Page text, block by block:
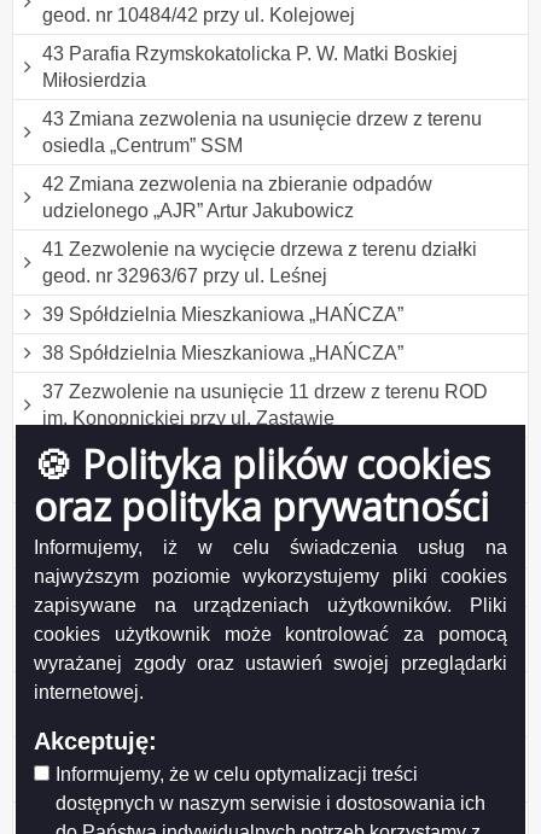
🍪 Polityka plików cookies
oraz polityka prywatności
Informujemy, iż w celu świadczenia usług na
najwyższym poziomie wykorzystujemy pliki cookies
zapisywane na urządzeniach użytkowników. Pliki
cookies użytkownik może kontrolować za pomocą
wyrażanej zgody oraz ustawień swojej przeglądarki
internetowej.
Akceptuję:
Informujemy, że w celu optymalizacji treści
dostępnych w naszym serwisie i dostosowania ich
geod. nr 10484/42 przy ul. Kolejowej
43 Parafia Rzymskokatolicka P. W. Matki Boskiej
Miłosierdzia
43 Zmiana zezwolenia na usunięcie drzew z terenu
osiedla „Centrum” SSM
42 Zmiana zezwolenia na zbieranie odpadów
udzielonego „AJR” Artur Jakubowicz
41 Zezwolenie na wycięcie drzewa z terenu działki
geod. nr 32963/67 przy ul. Leśnej
39 Spółdzielnia Mieszkaniowa „HAŃCZA”
38 Spółdzielnia Mieszkaniowa „HAŃCZA”
37 Zezwolenie na usunięcie 11 drzew z terenu ROD
im. Konopnickiej przy ul. Zastawie
36 Zezwolenie na usunięcie 5 drzew z terenu ROD
„HAŃCZA” przy ul. Sportowej
36 Zezwolenie na usunięcie 5 drzew z terenu ROD
„HAŃCZA” przy ul. Sportowej
34 Międzyzakładowa Spółdzielnia Mieszkaniowa
33 Zezwolenie na usunięcie drzewa z terenu ogrodu nr
237 ROD im. Konopnickiej przy ul. Lotniczej
32 Wspólnota Mieszkaniowa Nieruchomości przy ul.
31 Wspólnota Mieszkaniowa Nieruchomości przy ul.
Wojska Polskiego 44 i 46
30 Agencja Mienia Wojskowego Oddział Regionalny w